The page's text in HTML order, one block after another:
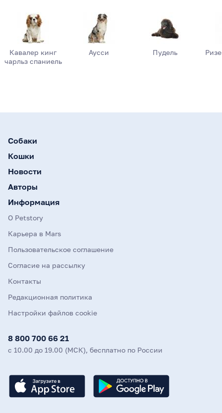
Кавалер кинг
чарльз спаниель
Аусси Пудель
Собаки
Кошки
Новости
Авторы
Информация
О Petstory
Карьера в Mars
Пользовательское соглашение
Согласие на рассылку
Контакты
Редакционная политика
Настройки файлов cookie
8 800 700 66 21
с 10.00 до 19.00 (МСК), бесплатно по России